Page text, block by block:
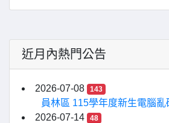
近月內熱門公告
2026-07-08 143
員林區 115學年度新生電腦
2026-07-14
48